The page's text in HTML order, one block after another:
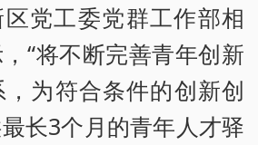
党工委党群工作部相
“将不断完善青年创新
为符合条件的创新创
长3个月的青年人才驿